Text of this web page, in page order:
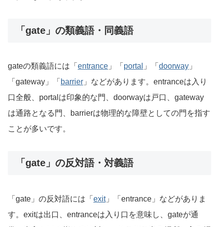
「gate」の類義語・同義語
gateの類義語には「 entrance 」「 portal 」「 doorway 」
「gateway」「 barrier 」などがあります。entranceは入り
口全般、portalは印象的な門、doorwayは戸口、gateway
は通路となる門、barrierは物理的な障壁としての門を指す
ことが多いです。
「gate」の反対語・対義語
「gate」の反対語には「 exit」「entrance」などがありま
す。exitは出口、entranceは入り口を意味し、gateが通